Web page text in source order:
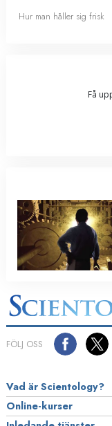
Hur man håller sig frisk
Få
FÖLJ OSS
Vad är Scientology?
Online-kurser